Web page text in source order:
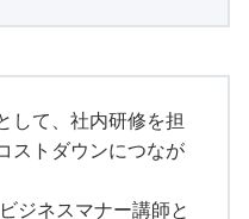
して、社内研修を担
ストダウンにつなが
ジネスマナー講師と